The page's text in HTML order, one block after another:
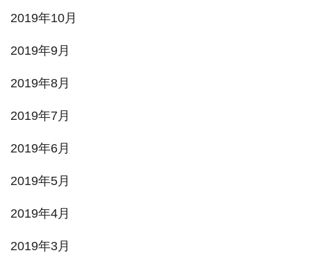
2019年10月
2019年9月
2019年8月
2019年7月
2019年6月
2019年5月
2019年4月
2019年3月